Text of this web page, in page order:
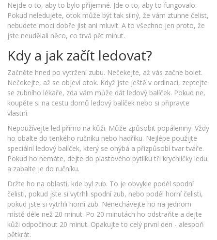
Nejde o to, aby to bylo příjemné. Jde o to, aby to fungovalo.
Pokud neledujete, otok může být tak silný, že vám ztuhne čelist,
nebudete moci dobře jíst ani mluvit. A to všechno jen proto, že
jste neudělali něco, co trvá pět minut.
Kdy a jak začít ledovat?
Začněte hned po vytržení zubu. Nečekejte, až vás začne bolet.
Nečekejte, až se objeví otok. Když jste ještě v ordinaci, zeptejte
se zubního lékaře, zda vám může dát ledový balíček. Pokud ne,
koupěte si na cestu domů ledový balíček nebo si připravte
vlastní.
Nepoužívejte led přímo na kůži. Může způsobit popáleniny. Vždy
ho obalte do tenkého ručníku nebo hadříku. Nejlépe použijte
speciální ledový balíček, který se ohýbá a přizpůsobí tvar tváře.
Pokud ho nemáte, dejte do plastového pytliku tři krychličky ledu
a zabalte je do ručníku.
Držte ho na oblasti, kde byl zub. To je obvykle podél spodní
čelisti, pokud jste si vytrhli spodní zub, nebo podél horní čelisti,
pokud jste si vytrhli horní zub. Nenechávejte ho na jednom
místě déle než 20 minut. Po 20 minutách ho odstraňte a dejte
kůži odpočinout 20 minut. Opakujte to celý první den - alespoň
pětkrát.